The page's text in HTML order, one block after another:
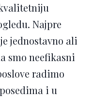
Najpre
jednostavno ali
smo neefikasni
radimo
i u